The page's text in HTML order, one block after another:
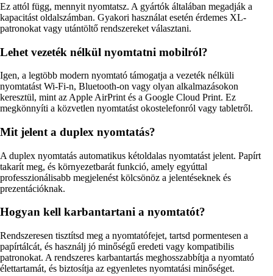
Ez attól függ, mennyit nyomtatsz. A gyártók általában megadják a
kapacitást oldalszámban. Gyakori használat esetén érdemes XL-
patronokat vagy utántöltő rendszereket választani.
Lehet vezeték nélkül nyomtatni mobilról?
Igen, a legtöbb modern nyomtató támogatja a vezeték nélküli
nyomtatást Wi-Fi-n, Bluetooth-on vagy olyan alkalmazásokon
keresztül, mint az Apple AirPrint és a Google Cloud Print. Ez
megkönnyíti a közvetlen nyomtatást okostelefonról vagy tabletről.
Mit jelent a duplex nyomtatás?
A duplex nyomtatás automatikus kétoldalas nyomtatást jelent. Papírt
takarít meg, és környezetbarát funkció, amely egyúttal
professzionálisabb megjelenést kölcsönöz a jelentéseknek és
prezentációknak.
Hogyan kell karbantartani a nyomtatót?
Rendszeresen tisztítsd meg a nyomtatófejet, tartsd pormentesen a
papírtálcát, és használj jó minőségű eredeti vagy kompatibilis
patronokat. A rendszeres karbantartás meghosszabbítja a nyomtató
élettartamát, és biztosítja az egyenletes nyomtatási minőséget.